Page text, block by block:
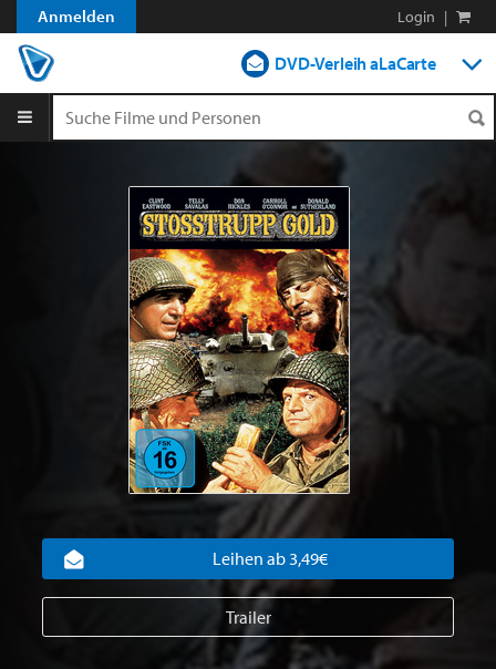
Anmelden Login |
DVD-Verleih aLaCarte
Streamen
Shop
Blog
Leihen ab 3,49€
Trailer